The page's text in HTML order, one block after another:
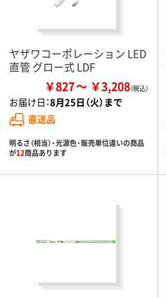
ヤザワコーポレーション LED
直管 グロー式 LDF
￥827 ￥3,208
お届け日：8月25日（火）まで
直送品
明るさ（相当）・光源色・販売単位違いの商品
が12商品あります